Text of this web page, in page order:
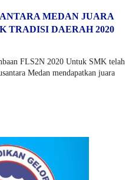
MEDAN JUARA
TRADISI DAERAH 2020
FLS2N 2020 Untuk SMK telah
Medan mendapatkan juara